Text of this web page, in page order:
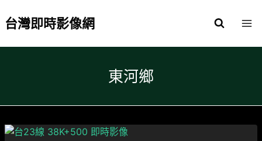
to台灣即時影像網
東河鄉